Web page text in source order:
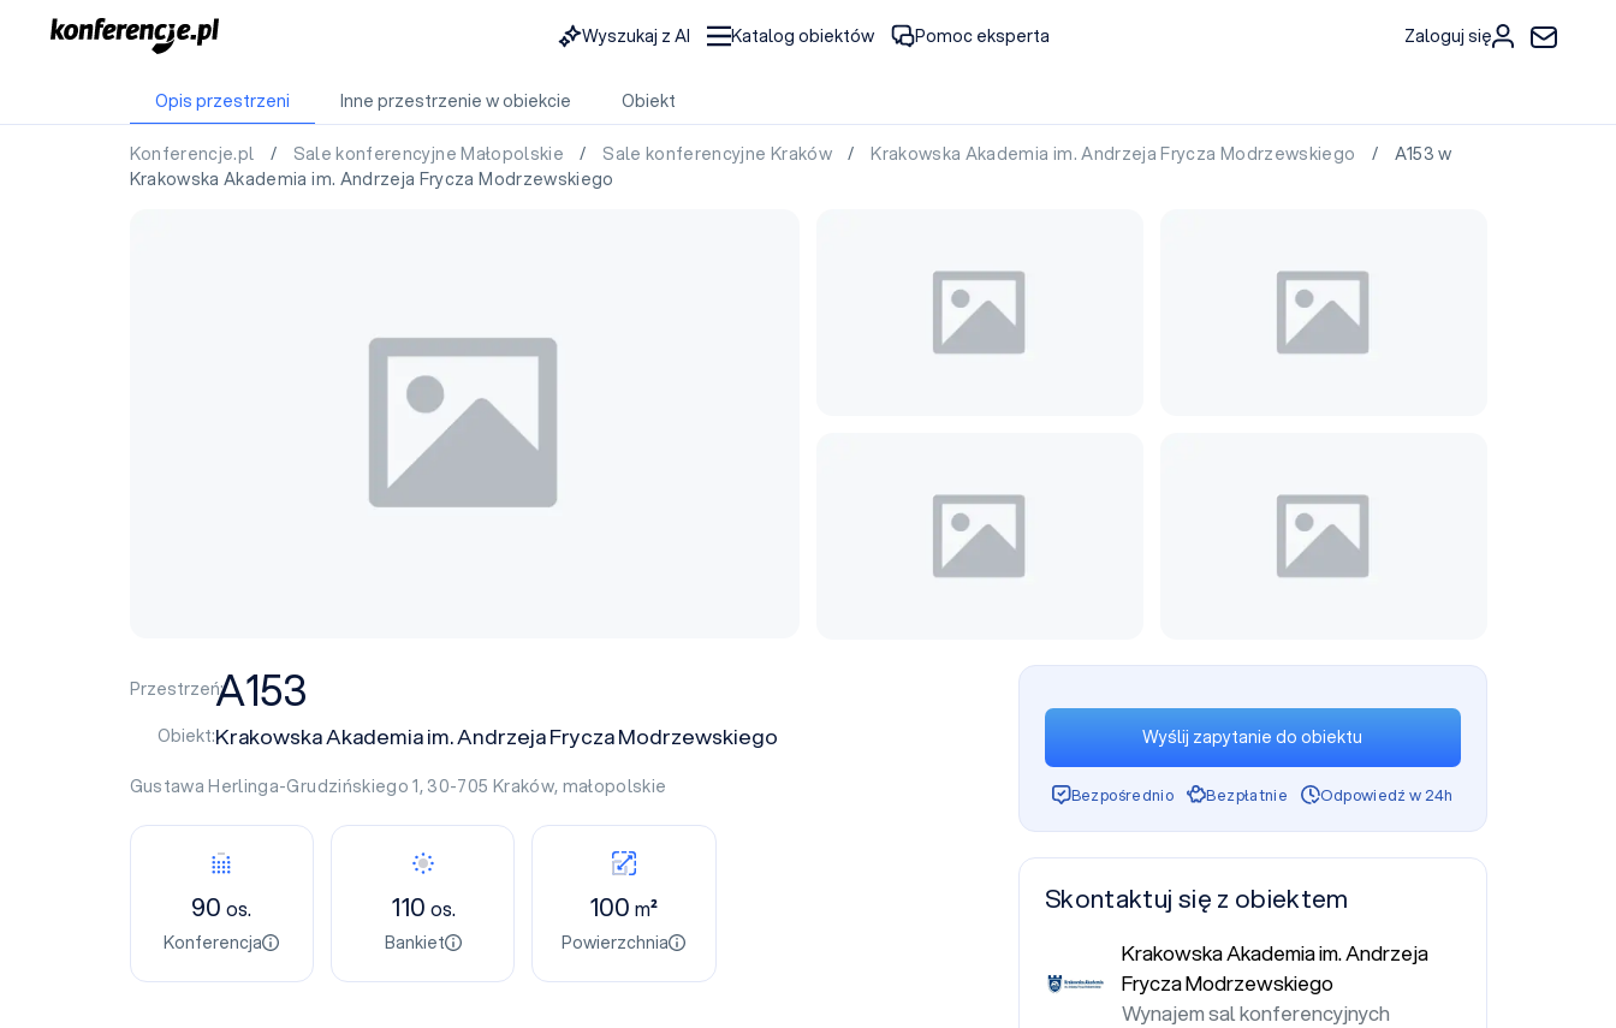
Wyszukaj z AI Katalog obiektów Pomoc eksperta Zaloguj się
Opis przestrzeni Inne przestrzenie w obiekcie Obiekt
Konferencje.pl / Sale konferencyjne Małopolskie / Sale konferencyjne Kraków /Krakowska Akademia im. Andrzeja Frycza Modrzewskiego
/ A153 w
Krakowska Akademia im. Andrzeja Frycza Modrzewskiego
Przestrzeń:A153
Obiekt:Krakowska Akademia im. Andrzeja Frycza Modrzewskiego
Gustawa Herlinga-Grudzińskiego 1, 30-705 Kraków, małopolskie
90os.
Konferencja
110 os.
Bankiet
100m²
Powierzchnia
Wyślij zapytanie do obiektu
Bezpośrednio Bezpłatnie Odpowiedź w 24h
Skontaktuj się z obiektem
Krakowska Akademia im. Andrzeja
Frycza Modrzewskiego
Wynajem sal konferencyjnych